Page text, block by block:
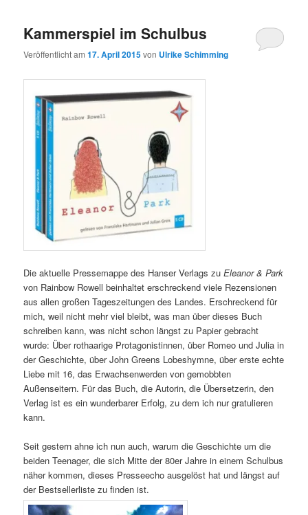
Kammerspiel im Schulbus
Veröffentlicht am17. April 2015von Ulrike Schimming
Die aktuelle Pressemappe des Hanser Verlags zuEleanor & Park
von Rainbow Rowell beinhaltet erschreckend viele Rezensionen
aus allen großen Tageszeitungen des Landes. Erschreckend für
mich, weil nicht mehr viel bleibt, was man über dieses Buch
schreiben kann, was nicht schon längst zu Papier gebracht
wurde: Über rothaarige Protagonistinnen, über Romeo und Julia in
der Geschichte, über John Greens Lobeshymne, über erste echte
Liebe mit 16, das Erwachsenwerden von gemobbten
Außenseitern. Für das Buch, die Autorin, die Übersetzerin, den
Verlag ist es ein wunderbarer Erfolg, zu dem ich nur gratulieren
kann.
Seit gestern ahne ich nun auch, warum die Geschichte um die
beiden Teenager, die sich Mitte der 80er Jahre in einem Schulbus
näher kommen, dieses Presseecho ausgelöst hat und längst auf
der Bestsellerliste zu finden ist.